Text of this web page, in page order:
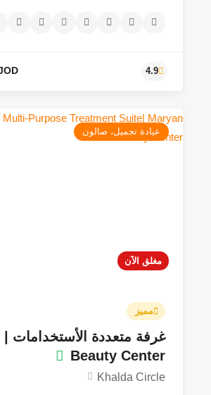
مغلق الآن
عيادة تجميل، صالون
مميز
Beauty Center
Khalda Circle